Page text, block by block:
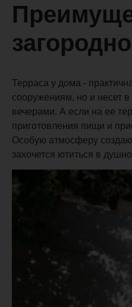
Терраса у дома -
сооружениям, но и несет
вечерами. А если на ее
приготовления пищи и
Особую атмосферу
захочется ютиться в